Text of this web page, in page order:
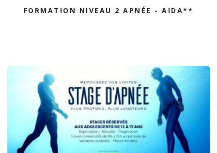
FORMATION NIVEAU 2 APNÉE - AIDA**